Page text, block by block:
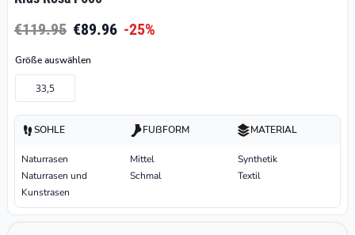
€119.95 €89.96 -25%
Größe auswählen
33,5
SOHLE
Naturrasen
Naturrasen und
Kunstrasen
FUßFORM
Mittel
Schmal
MATERIAL
Synthetik
Textil